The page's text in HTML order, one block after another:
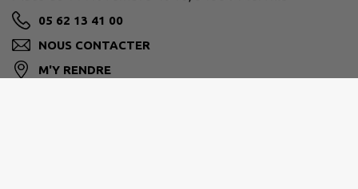
05 62 13 41 00
NOUS CONTACTER
M'Y RENDRE